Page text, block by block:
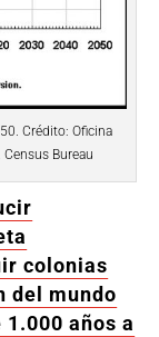
Crédito: Oficina
Bureau
colonias
del mundo
años a